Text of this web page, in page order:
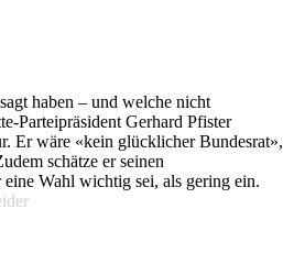
haben – und welche nicht
Parteipräsident Gerhard Pfister
Er wäre «kein glücklicher Bundesrat»,
schätze er seinen
Wahl wichtig sei, als gering ein.